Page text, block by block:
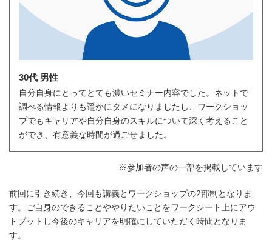
30代 男性
自分自身にとってとても濃いセミナー内容でした。ネットで
調べる情報よりも遥かにタメになりましたし、ワークショッ
プでもキャリアや自分自身のスキルについて深く考えること
ができ、有意義な時間が過ごせました。
※参加者の声の一部を掲載しています
前回に引き続き、今回も講義とワークショップの2部制となりま
す。ご自身のできることややりたいことをワークシート上にアウ
トプットし今後のキャリアを明確にしていただく時間となりま
す。